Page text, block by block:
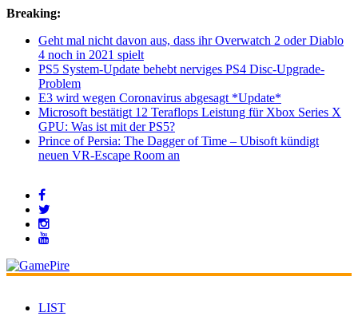
Breaking:
Geht mal nicht davon aus, dass ihr Overwatch 2 oder Diablo
4 noch in 2021 spielt
PS5 System-Update behebt nerviges PS4 Disc-Upgrade-
Problem
E3 wird wegen Coronavirus abgesagt *Update*
Microsoft bestätigt 12 Teraflops Leistung für Xbox Series X
GPU: Was ist mit der PS5?
Prince of Persia: The Dagger of Time – Ubisoft kündigt
neuen VR-Escape Room an
LIST